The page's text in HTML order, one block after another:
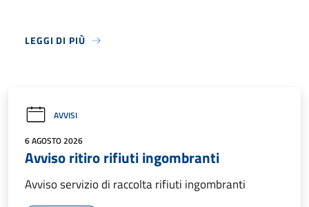
LEGGI DI PIÙ
AVVISI
6 AGOSTO 2026
Avviso ritiro rifiuti ingombranti
Avviso servizio di raccolta rifiuti ingombranti